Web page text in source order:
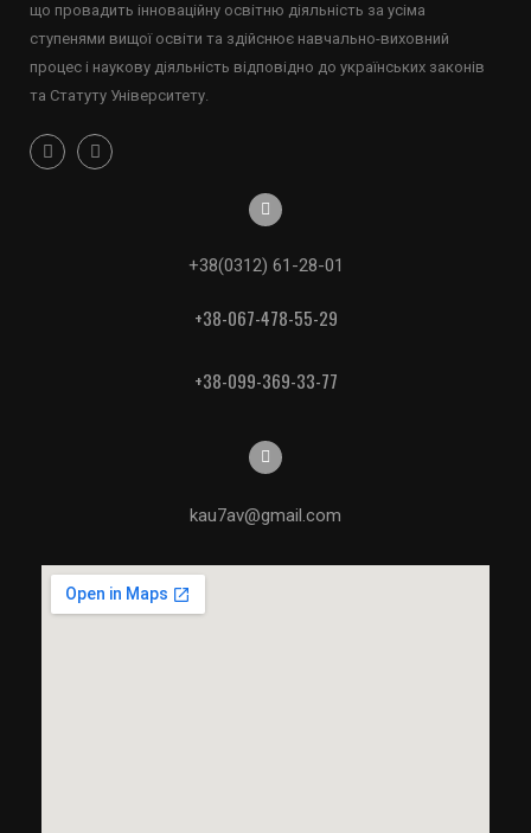
що провадить інноваційну освітню діяльність за усіма
ступенями вищої освіти та здійснює навчально-виховний
процес і наукову діяльність відповідно до українських законів
та Статуту Університету.
+38(0312) 61-28-01
+38-067-478-55-29
+38-099-369-33-77
kau7av@gmail.com